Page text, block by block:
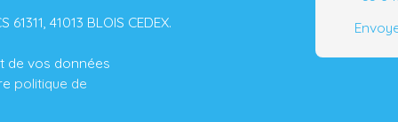
41013 BLOIS CEDEX.
de vos données
politique de